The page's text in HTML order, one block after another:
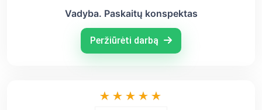
Vadyba. Paskaitų konspektas
Peržiūrėti darbą